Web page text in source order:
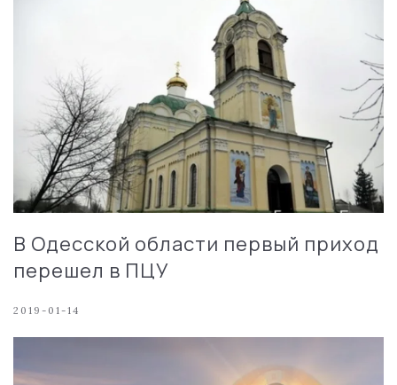
В Одесской области первый приход
перешел в ПЦУ
2019-01-14